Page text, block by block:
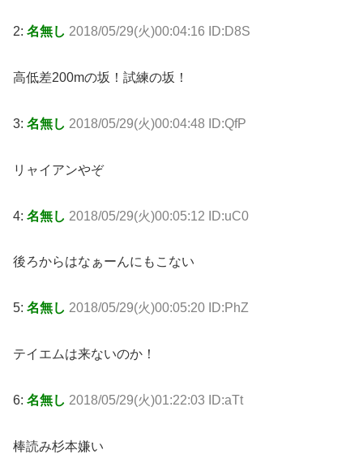
2: 名無し 2018/05/29(火)00:04:16 ID:D8S
高低差200mの坂！試練の坂！
3: 名無し 2018/05/29(火)00:04:48 ID:QfP
リャイアンやぞ
4: 名無し 2018/05/29(火)00:05:12 ID:uC0
後ろからはなぁーんにもこない
5: 名無し 2018/05/29(火)00:05:20 ID:PhZ
テイエムは来ないのか！
6: 名無し 2018/05/29(火)01:22:03 ID:aTt
棒読み杉本嫌い